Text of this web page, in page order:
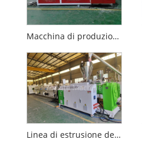
Macchina di produzione del tubo in PVC 315-630 mm
Linea di estrusione del tubo di scarico PVC da 90-315 mm